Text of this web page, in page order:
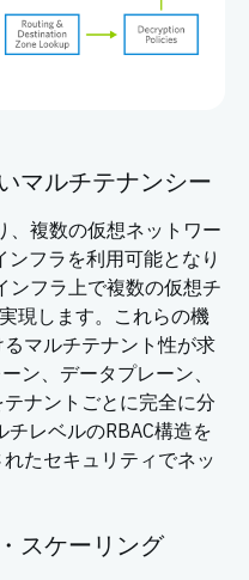
マルチテナンシー
、複数の仮想ネットワー
フラを利用可能となり
ンフラ上で複数の仮想チ
現します。これらの機
マルチテナント性が求
ン、データプレーン、
ナントごとに完全に分
レベルのRBAC構造を
たセキュリティでネッ
スケーリング